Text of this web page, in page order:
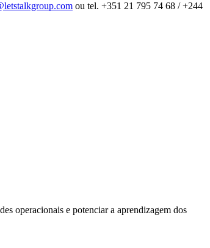
ou tel. +351 21 795 74 68 / +244
operacionais e potenciar a aprendizagem dos